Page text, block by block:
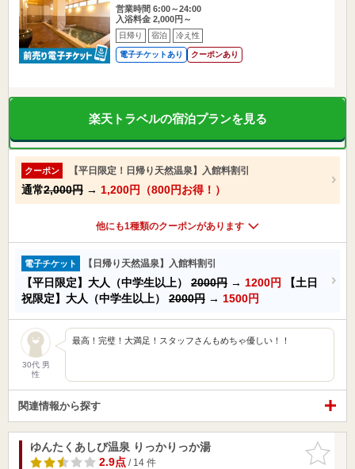
営業時間 6:00～24:00
入浴料金 2,000円～
日帰り 宿泊 冷え性
電子チケットあり クーポンあり
楽天トラベルの宿泊プランを見る
クーポン 【平日限定！日帰り天然温泉】入館料割引
通常2,000円 → 1,200円（800円お得！）
他にも1種類のクーポンがあります
電子チケット 【日帰り天然温泉】入館料割引
【平日限定】大人（中学生以上） 2000円 → 1200円
【土日
祝限定】大人（中学生以上） 2000円 → 1500円
30代 男
性
最高！完璧！大満足！スタッフさんもめちゃ優しい！！
関連情報から探す
お気に入
りに追加
ゆんたくあしび温泉 りっかりっか湯
2.9点/ 14 件